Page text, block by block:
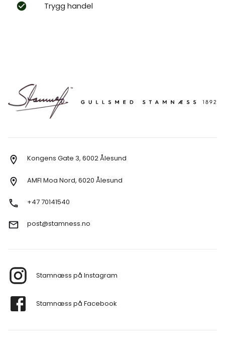
Trygg handel
Kongens Gate 3, 6002 Ålesund
AMFI Moa Nord, 6020 Ålesund
+47 70141540
post@stamness.no
Stamnæss på Instagram
Stamnæss på Facebook